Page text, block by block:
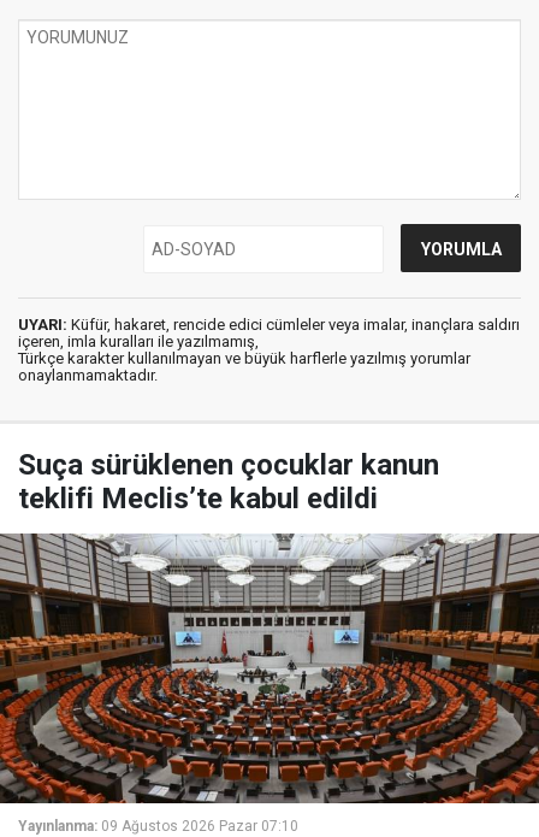
UYARI: Küfür, hakaret, rencide edici cümleler veya imalar, inançlara saldırı
içeren, imla kuralları ile yazılmamış,
Türkçe karakter kullanılmayan ve büyük harflerle yazılmış yorumlar
onaylanmamaktadır.
Suça sürüklenen çocuklar kanun
teklifi Meclis’te kabul edildi
Yayınlanma: 09 Ağustos 2026 Pazar 07:10